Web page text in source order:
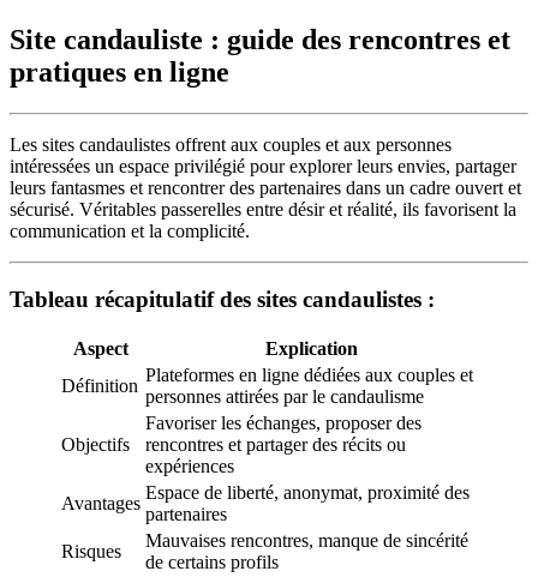
Site candauliste : guide des rencontres et
pratiques en ligne
Les sites candaulistes offrent aux couples et aux personnes
intéressées un espace privilégié pour explorer leurs envies, partager
leurs fantasmes et rencontrer des partenaires dans un cadre ouvert et
sécurisé. Véritables passerelles entre désir et réalité, ils favorisent la
communication et la complicité.
Tableau récapitulatif des sites candaulistes :
Aspect
Explication
Définition
Plateformes en ligne dédiées aux couples et
personnes attirées par le candaulisme
Objectifs
Favoriser les échanges, proposer des
rencontres et partager des récits ou
expériences
Avantages
Espace de liberté, anonymat, proximité des
partenaires
Risques
Mauvaises rencontres, manque de sincérité
de certains profils